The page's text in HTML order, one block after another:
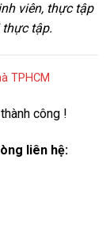
viên, thực tập
tập.
TPHCM
công !
liên hệ: